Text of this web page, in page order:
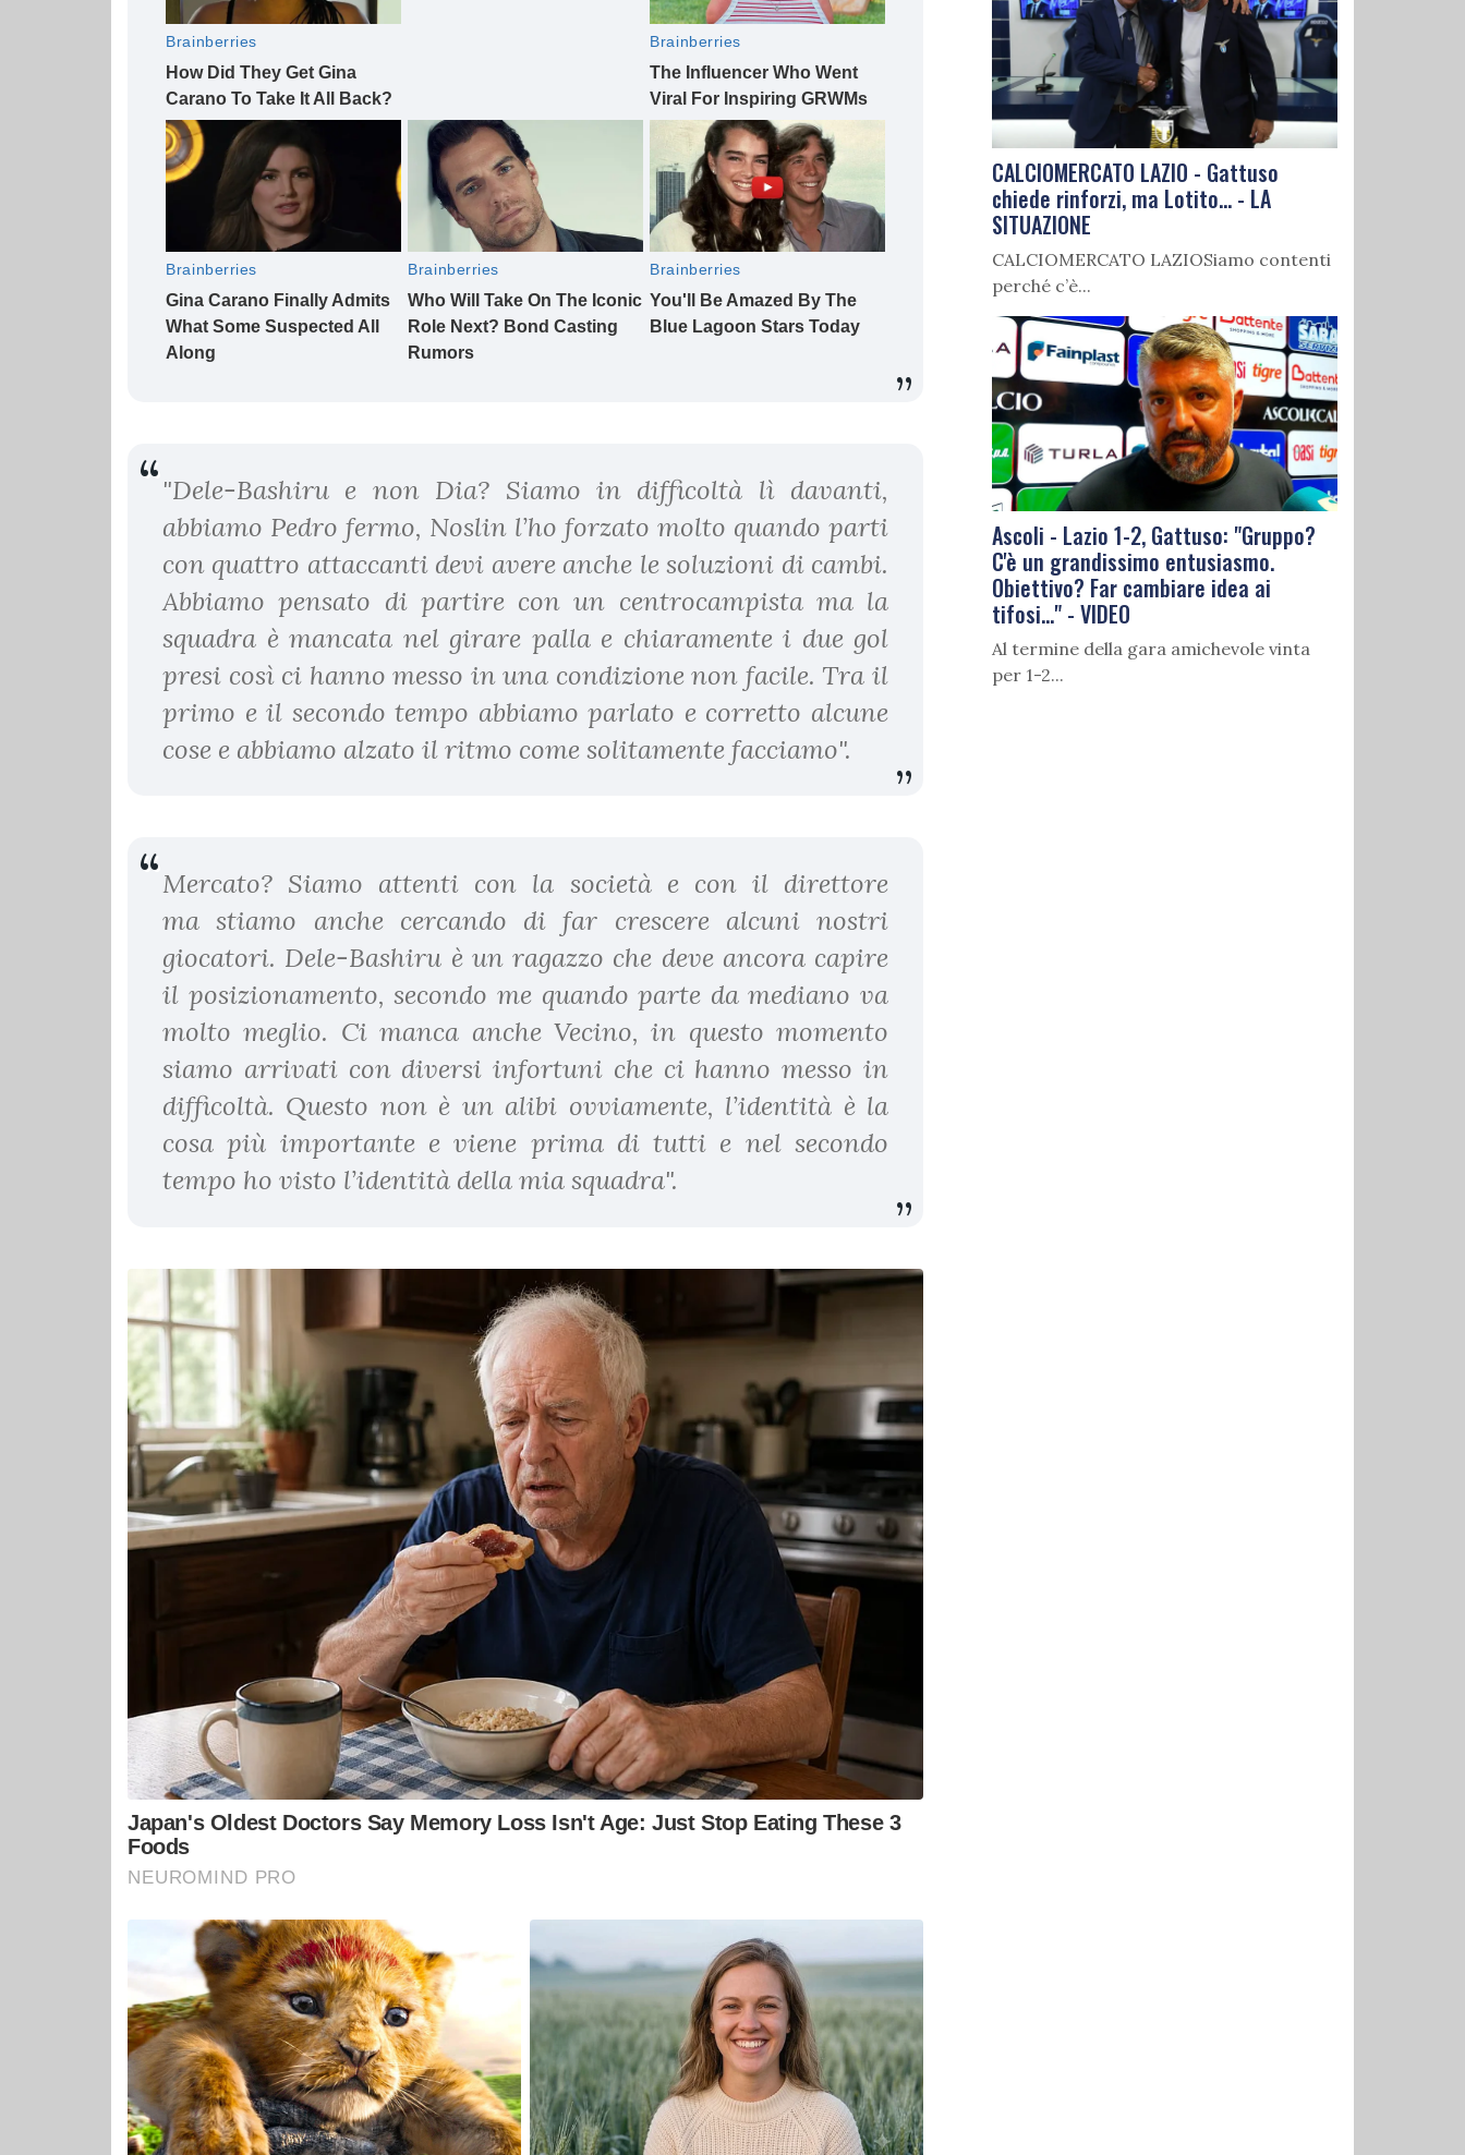
"Dele-Bashiru e non Dia? Siamo in difficoltà lì davanti,
abbiamo Pedro fermo, Noslin l’ho forzato molto quando parti
con quattro attaccanti devi avere anche le soluzioni di cambi.
Abbiamo pensato di partire con un centrocampista ma la
squadra è mancata nel girare palla e chiaramente i due gol
presi così ci hanno messo in una condizione non facile. Tra il
primo e il secondo tempo abbiamo parlato e corretto alcune
cose e abbiamo alzato il ritmo come solitamente facciamo".
Mercato? Siamo attenti con la società e con il direttore
ma stiamo anche cercando di far crescere alcuni nostri
giocatori. Dele-Bashiru è un ragazzo che deve ancora capire
il posizionamento, secondo me quando parte da mediano va
molto meglio. Ci manca anche Vecino, in questo momento
siamo arrivati con diversi infortuni che ci hanno messo in
difficoltà. Questo non è un alibi ovviamente, l’identità è la
cosa più importante e viene prima di tutti e nel secondo
tempo ho visto l’identità della mia squadra".
CALCIOMERCATO LAZIO - Gattuso
chiede rinforzi, ma Lotito... - LA
SITUAZIONE
CALCIOMERCATO LAZIOSiamo contenti
perché c’è...
Ascoli - Lazio 1-2, Gattuso: "Gruppo?
C'è un grandissimo entusiasmo.
Obiettivo? Far cambiare idea ai
tifosi..." - VIDEO
Al termine della gara amichevole vinta
per 1-2...